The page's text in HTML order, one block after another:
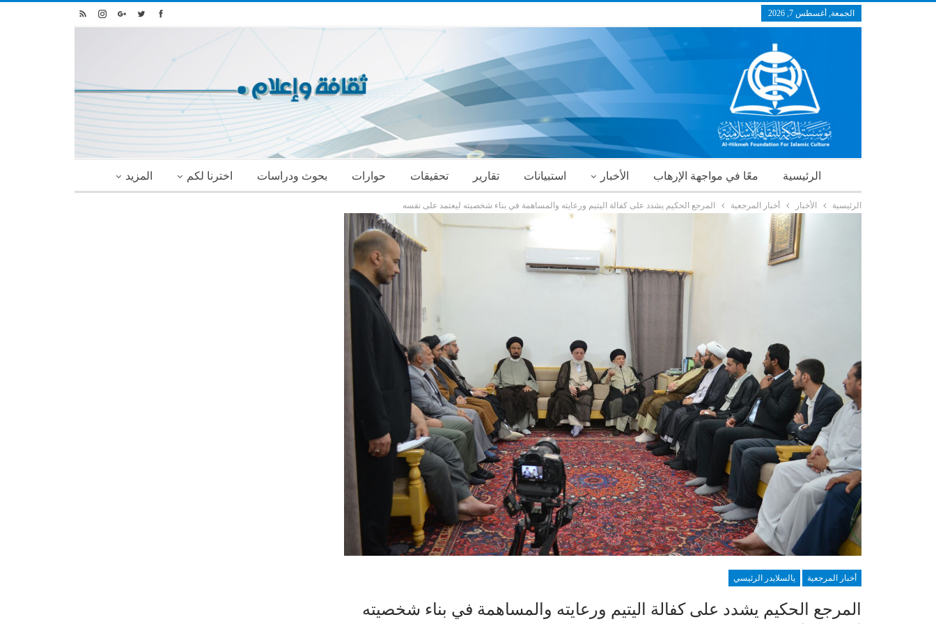
الجمعة, أغسطس 7, 2026
الرئيسية معًا في مواجهة الإرهاب الأخبار استبيانات تقارير تحقيقات حوارات بحوث ودراسات اخترنا لكم المزيد
الرئيسية الأخبار أخبار المرجعية المرجع الحكيم يشدد على كفالة اليتيم ورعايته والمساهمة في بناء شخصيته ليعتمد على نفسه
أخبار المرجعية يالسلايدر الرئيسي
المرجع الحكيم يشدد على كفالة اليتيم ورعايته والمساهمة في بناء شخصيته